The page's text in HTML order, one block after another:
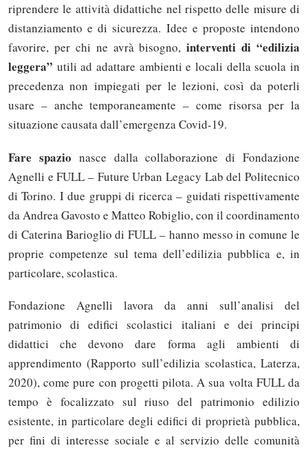
riprendere le attività didattiche nel rispetto delle misure di
distanziamento e di sicurezza. Idee e proposte intendono
favorire, per chi ne avrà bisogno,interventi di “edilizia
leggera” utili ad adattare ambienti e locali della scuola in
precedenza non impiegati per le lezioni, così da poterli
usare – anche temporaneamente – come risorsa per la
situazione causata dall’emergenza Covid-19.
Fare spazio nasce dalla collaborazione di Fondazione
Agnelli e FULL – Future Urban Legacy Lab del Politecnico
di Torino. I due gruppi di ricerca – guidati rispettivamente
da Andrea Gavosto e Matteo Robiglio, con il coordinamento
di Caterina Barioglio di FULL – hanno messo in comune le
proprie competenze sul tema dell’edilizia pubblica e, in
particolare, scolastica.
Fondazione Agnelli lavora da anni sull’analisi del
patrimonio di edifici scolastici italiani e dei principi
didattici che devono dare forma agli ambienti di
apprendimento (Rapporto sull’edilizia scolastica, Laterza,
2020), come pure con progetti pilota. A sua volta FULL da
tempo è focalizzato sul riuso del patrimonio edilizio
esistente, in particolare degli edifici di proprietà pubblica,
per fini di interesse sociale e al servizio delle comunità